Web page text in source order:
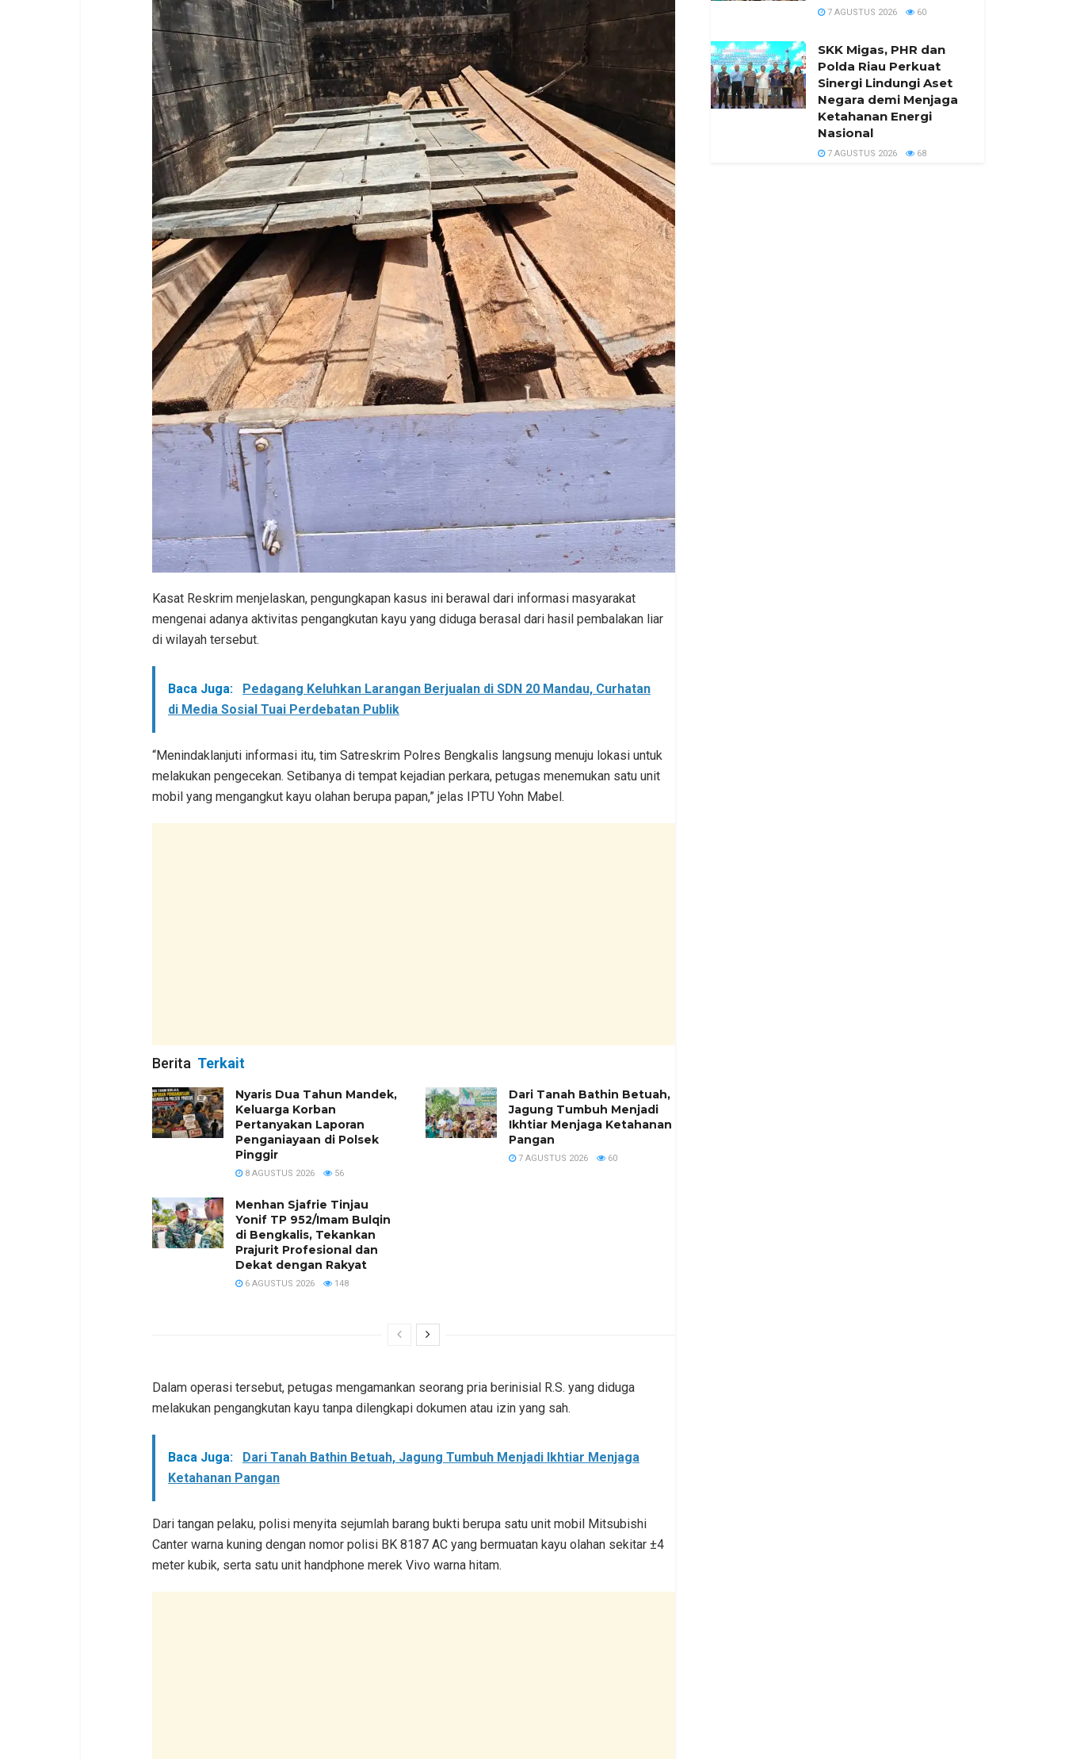
Kasat Reskrim menjelaskan, pengungkapan kasus ini berawal dari informasi masyarakat
mengenai adanya aktivitas pengangkutan kayu yang diduga berasal dari hasil pembalakan liar
di wilayah tersebut.
Baca Juga:
Pedagang Keluhkan Larangan Berjualan di SDN 20 Mandau, Curhatan
di Media Sosial Tuai Perdebatan Publik
“Menindaklanjuti informasi itu, tim Satreskrim Polres Bengkalis langsung menuju lokasi untuk
melakukan pengecekan. Setibanya di tempat kejadian perkara, petugas menemukan satu unit
mobil yang mengangkut kayu olahan berupa papan,” jelas IPTU Yohn Mabel.
Berita Terkait
Nyaris Dua Tahun Mandek,
Keluarga Korban
Pertanyakan Laporan
Penganiayaan di Polsek
Pinggir
8 AGUSTUS 2026 56
Dari Tanah Bathin Betuah,
Jagung Tumbuh Menjadi
Ikhtiar Menjaga Ketahanan
Pangan
7 AGUSTUS 2026 60
Menhan Sjafrie Tinjau
Yonif TP 952/Imam Bulqin
di Bengkalis, Tekankan
Prajurit Profesional dan
Dekat dengan Rakyat
6 AGUSTUS 2026 148
Dalam operasi tersebut, petugas mengamankan seorang pria berinisial R.S. yang diduga
melakukan pengangkutan kayu tanpa dilengkapi dokumen atau izin yang sah.
Baca Juga:
Dari Tanah Bathin Betuah, Jagung Tumbuh Menjadi Ikhtiar Menjaga
Ketahanan Pangan
Dari tangan pelaku, polisi menyita sejumlah barang bukti berupa satu unit mobil Mitsubishi
Canter warna kuning dengan nomor polisi BK 8187 AC yang bermuatan kayu olahan sekitar ±4
meter kubik, serta satu unit handphone merek Vivo warna hitam.
7 AGUSTUS 2026 60
SKK Migas, PHR dan
Polda Riau Perkuat
Sinergi Lindungi Aset
Negara demi Menjaga
Ketahanan Energi
Nasional
7 AGUSTUS 2026 68